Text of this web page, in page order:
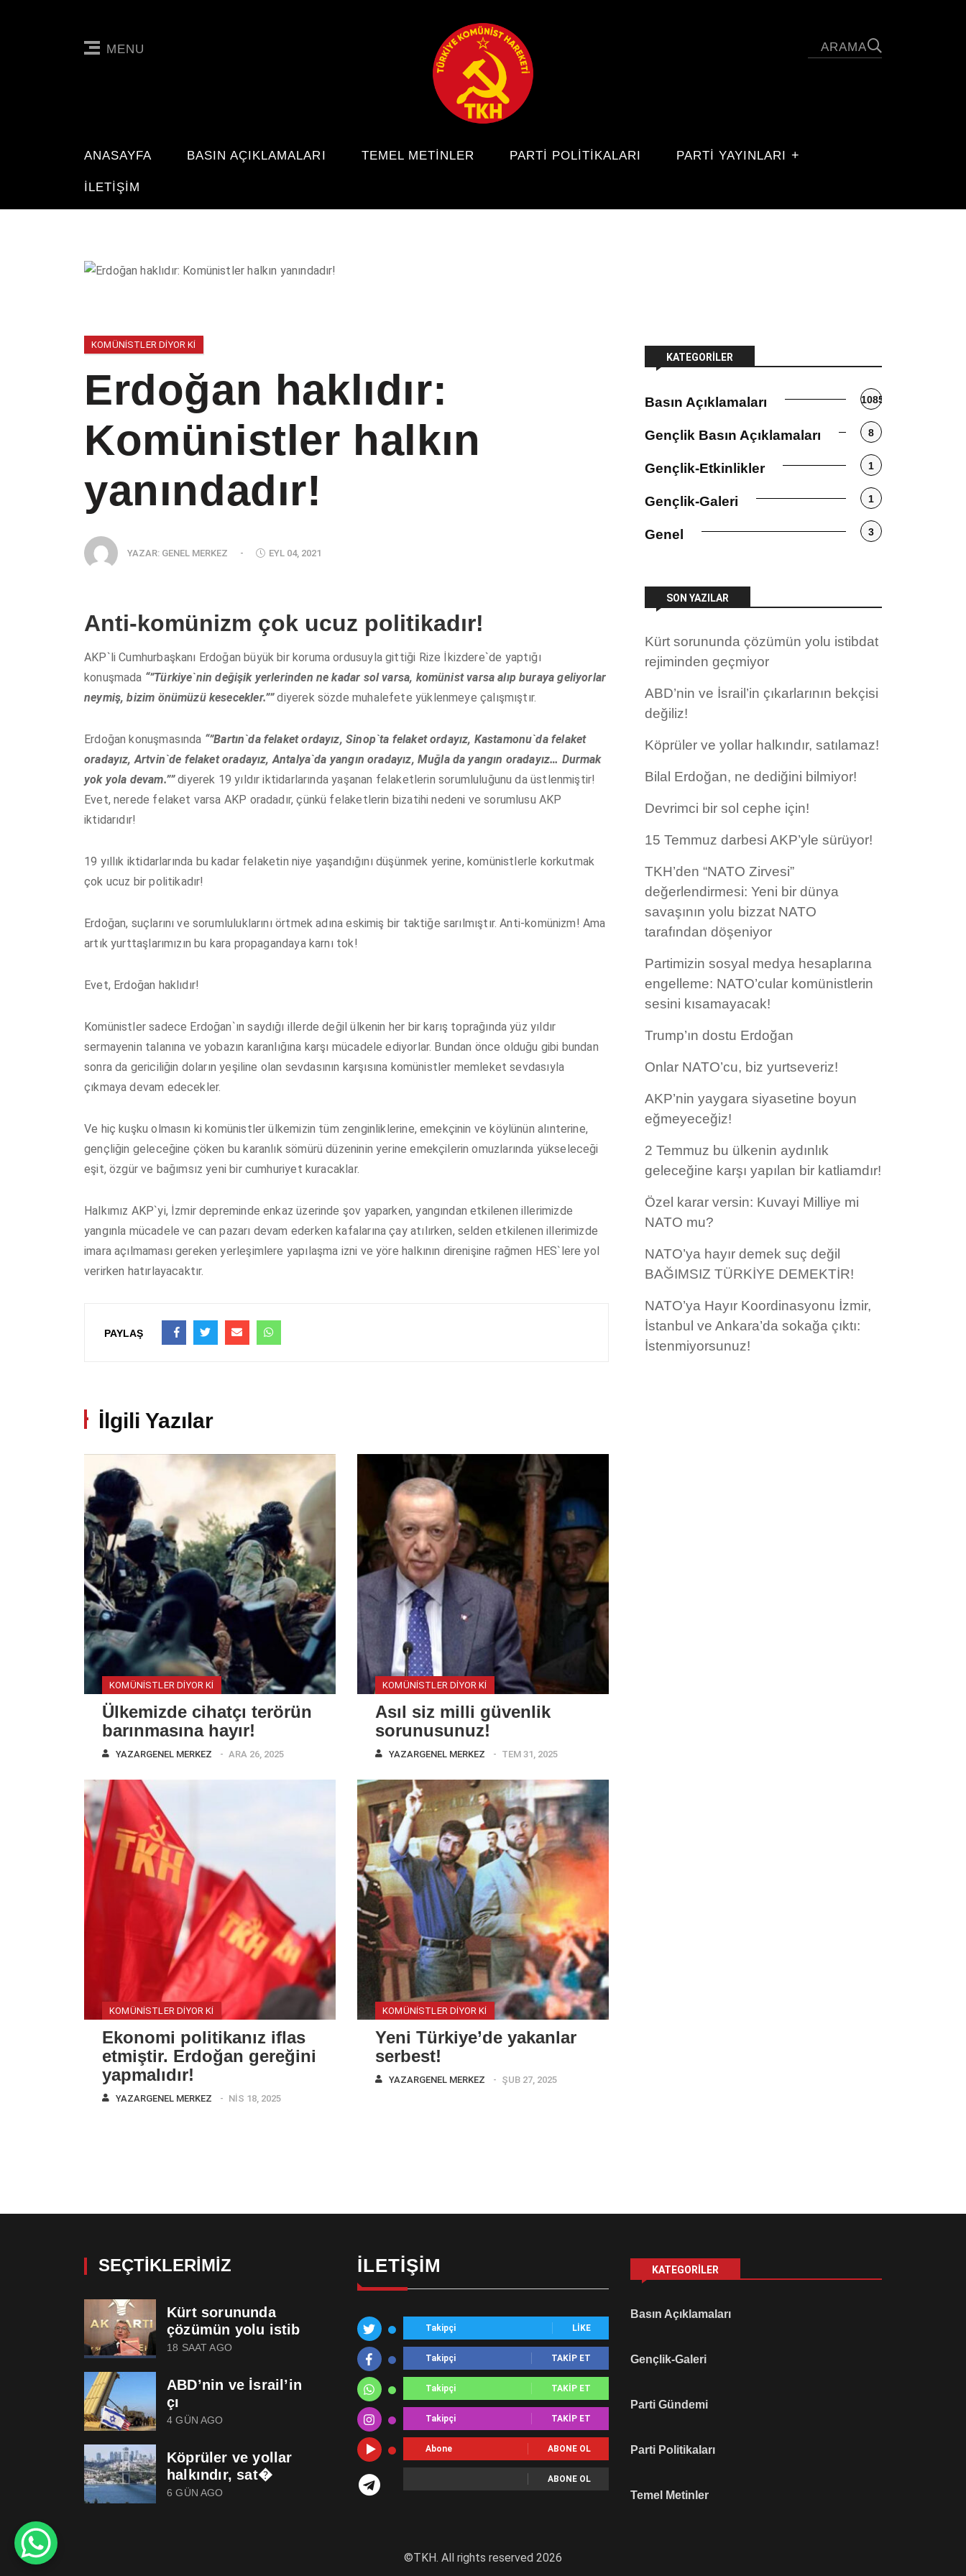
MENU
ANASAYFA BASIN AÇIKLAMALARI TEMEL METINLER PARTI POLITIKALARI PARTİ YAYINLARI
İLETIŞIM
KOMÜNISTLER DIYOR KI
Erdoğan haklıdır:
Komünistler halkın
yanındadır!
YAZAR: GENEL MERKEZ - EYL 04, 2021
Anti-komünizm çok ucuz politikadır!
AKP`li Cumhurbaşkanı Erdoğan büyük bir koruma ordusuyla gittiği Rize İkizdere`de yaptığı
konuşmada “”Türkiye`nin değişik yerlerinden ne kadar sol varsa, komünist varsa alıp buraya geliyorlar
neymiş, bizim önümüzü kesecekler.””diyerek sözde muhalefete yüklenmeye çalışmıştır.
Erdoğan konuşmasında “”Bartın`da felaket ordayız, Sinop`ta felaket ordayız, Kastamonu`da felaket
oradayız, Artvin`de felaket oradayız, Antalya`da yangın oradayız, Muğla da yangın oradayız… Durmak
yok yola devam.””diyerek 19 yıldır iktidarlarında yaşanan felaketlerin sorumluluğunu da üstlenmiştir!
Evet, nerede felaket varsa AKP oradadır, çünkü felaketlerin bizatihi nedeni ve sorumlusu AKP
iktidarıdır!
19 yıllık iktidarlarında bu kadar felaketin niye yaşandığını düşünmek yerine, komünistlerle korkutmak
çok ucuz bir politikadır!
Erdoğan, suçlarını ve sorumluluklarını örtmek adına eskimiş bir taktiğe sarılmıştır. Anti-komünizm! Ama
artık yurttaşlarımızın bu kara propagandaya karnı tok!
Evet, Erdoğan haklıdır!
Komünistler sadece Erdoğan`ın saydığı illerde değil ülkenin her bir karış toprağında yüz yıldır
sermayenin talanına ve yobazın karanlığına karşı mücadele ediyorlar. Bundan önce olduğu gibi bundan
sonra da gericiliğin doların yeşiline olan sevdasının karşısına komünistler memleket sevdasıyla
çıkmaya devam edecekler.
Ve hiç kuşku olmasın ki komünistler ülkemizin tüm zenginliklerine, emekçinin ve köylünün alınterine,
gençliğin geleceğine çöken bu karanlık sömürü düzeninin yerine emekçilerin omuzlarında yükseleceği
eşit, özgür ve bağımsız yeni bir cumhuriyet kuracaklar.
Halkımız AKP`yi, İzmir depreminde enkaz üzerinde şov yaparken, yangından etkilenen illerimizde
yangınla mücadele ve can pazarı devam ederken kafalarına çay atılırken, selden etkilenen illerimizde
imara açılmaması gereken yerleşimlere yapılaşma izni ve yöre halkının direnişine rağmen HES`lere yol
verirken hatırlayacaktır.
PAYLAŞ
İlgili Yazılar
KOMÜNISTLER DIYOR KI
Ülkemizde cihatçı terörün
barınmasına hayır!
YAZARGENEL MERKEZ ARA 26, 2025
KOMÜNISTLER DIYOR KI
Asıl siz milli güvenlik
sorunusunuz!
YAZARGENEL MERKEZ TEM 31, 2025
KOMÜNISTLER DIYOR KI
Ekonomi politikanız iflas
etmiştir. Erdoğan gereğini
yapmalıdır!
YAZARGENEL MERKEZ NIS 18, 2025
KOMÜNISTLER DIYOR KI
Yeni Türkiye’de yakanlar
serbest!
YAZARGENEL MERKEZ ŞUB 27, 2025
KATEGORILER
Basın Açıklamaları 1085
Gençlik Basın Açıklamaları 8
Gençlik-Etkinlikler 1
Gençlik-Galeri 1
Genel 3
SON YAZILAR
Kürt sorununda çözümün yolu istibdat
rejiminden geçmiyor
ABD’nin ve İsrail’in çıkarlarının bekçisi
değiliz!
Köprüler ve yollar halkındır, satılamaz!
Bilal Erdoğan, ne dediğini bilmiyor!
Devrimci bir sol cephe için!
15 Temmuz darbesi AKP’yle sürüyor!
TKH’den “NATO Zirvesi”
değerlendirmesi: Yeni bir dünya
savaşının yolu bizzat NATO
tarafından döşeniyor
Partimizin sosyal medya hesaplarına
engelleme: NATO’cular komünistlerin
sesini kısamayacak!
Trump’ın dostu Erdoğan
Onlar NATO’cu, biz yurtseveriz!
AKP’nin yaygara siyasetine boyun
eğmeyeceğiz!
2 Temmuz bu ülkenin aydınlık
geleceğine karşı yapılan bir katliamdır!
Özel karar versin: Kuvayi Milliye mi
NATO mu?
NATO’ya hayır demek suç değil
BAĞIMSIZ TÜRKİYE DEMEKTİR!
NATO’ya Hayır Koordinasyonu İzmir,
İstanbul ve Ankara’da sokağa çıktı:
İstenmiyorsunuz!
SEÇTIKLERIMIZ
Kürt sorununda
çözümün yolu istib
18 SAAT AGO
ABD’nin ve İsrail’in
çı
4 GÜN AGO
Köprüler ve yollar
halkındır, sat�
6 GÜN AGO
İLETIŞIM
Takipçi LIKE
Takipçi TAKIP ET
Takipçi TAKIP ET
Takipçi TAKIP ET
Abone ABONE OL
ABONE OL
KATEGORILER
Basın Açıklamaları
Gençlik-Galeri
Parti Gündemi
Parti Politikaları
Temel Metinler
©TKH. All rights reserved 2026